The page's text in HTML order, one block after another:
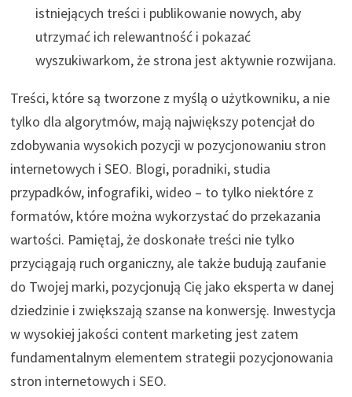
istniejących treści i publikowanie nowych, aby
utrzymać ich relewantność i pokazać
wyszukiwarkom, że strona jest aktywnie rozwijana.
Treści, które są tworzone z myślą o użytkowniku, a nie
tylko dla algorytmów, mają największy potencjał do
zdobywania wysokich pozycji w pozycjonowaniu stron
internetowych i SEO. Blogi, poradniki, studia
przypadków, infografiki, wideo – to tylko niektóre z
formatów, które można wykorzystać do przekazania
wartości. Pamiętaj, że doskonałe treści nie tylko
przyciągają ruch organiczny, ale także budują zaufanie
do Twojej marki, pozycjonują Cię jako eksperta w danej
dziedzinie i zwiększają szanse na konwersję. Inwestycja
w wysokiej jakości content marketing jest zatem
fundamentalnym elementem strategii pozycjonowania
stron internetowych i SEO.